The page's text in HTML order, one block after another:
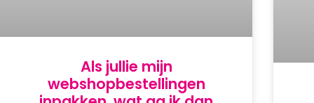
Als jullie mijn
webshopbestellingen